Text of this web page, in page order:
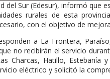
del Sur (Edesur), informó que
rurales de esta
con el objetivo de
a La Frontera,
no recibirán el servicio
Charcas, Hatillo,
eléctrico y solicitó la